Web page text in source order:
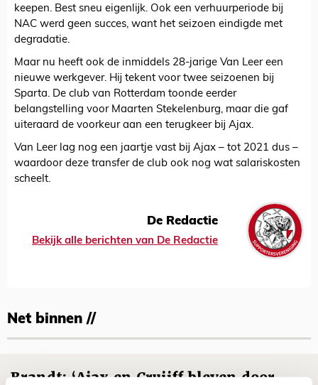
keepen. Best sneu eigenlijk. Ook een verhuurperiode bij
NAC werd geen succes, want het seizoen eindigde met
degradatie.
Maar nu heeft ook de inmiddels 28-jarige Van Leer een
nieuwe werkgever. Hij tekent voor twee seizoenen bij
Sparta. De club van Rotterdam toonde eerder
belangstelling voor Maarten Stekelenburg, maar die gaf
uiteraard de voorkeur aan een terugkeer bij Ajax.
Van Leer lag nog een jaartje vast bij Ajax – tot 2021 dus –
waardoor deze transfer de club ook nog wat salariskosten
scheelt.
De Redactie
Bekijk alle berichten van De Redactie
Net binnen //
Brandt: ‘Ajax en Cruijff bleven door